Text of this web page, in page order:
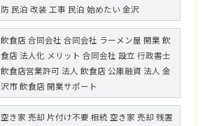
防 民泊 改装 工事 民泊 始めたい 金沢
飲食店 合同会社 合同会社 ラーメン屋 開業 飲
食店 法人化 メリット 合同会社 設立 行政書士
飲食店営業許可 法人 飲食店 公庫融資 法人 金
沢市 飲食店 開業サポート
空き家 売却 片付け不要 相続 空き家 売却 残置